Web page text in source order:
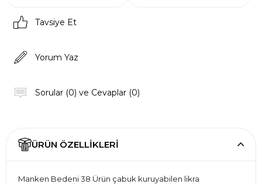
Tavsiye Et
Yorum Yaz
Sorular (0) ve Cevaplar (0)
ÜRÜN ÖZELLIKLERI
Manken Bedeni 38 Ürün çabuk kuruyabilen likra